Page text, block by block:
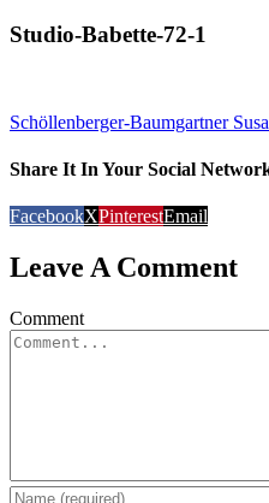
Studio-Babette-72-1
Schöllenberger-Baumgartner
Share It In Your Social
FacebookXPinterestEmail
Leave A Comment
Comment